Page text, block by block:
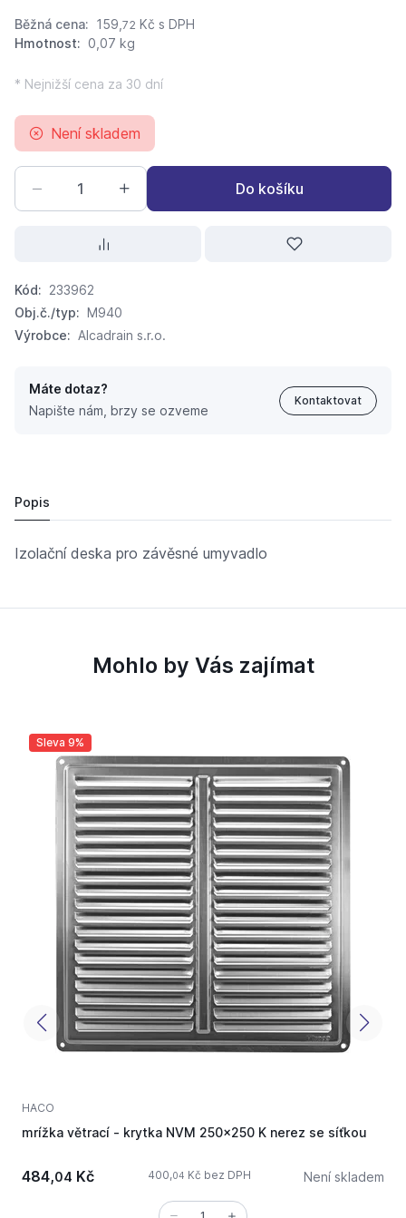
Běžná cena: 159, 72 Kč s DPH
Hmotnost: 0,07 kg
* Nejnižší cena za 30 dní
Není skladem
Do košíku
Kód: 233962
Obj.č./typ: M940
Výrobce: Alcadrain s.r.o.
Máte dotaz?
Napište nám, brzy se ozveme
Kontaktovat
Popis
Izolační deska pro závěsné umyvadlo
Mohlo by Vás zajímat
Sleva 9%
HACO
mrížka větrací - krytka NVM 250x250 K nerez se síťkou
484,04 Kč 400,04 Kč bez DPH Není skladem